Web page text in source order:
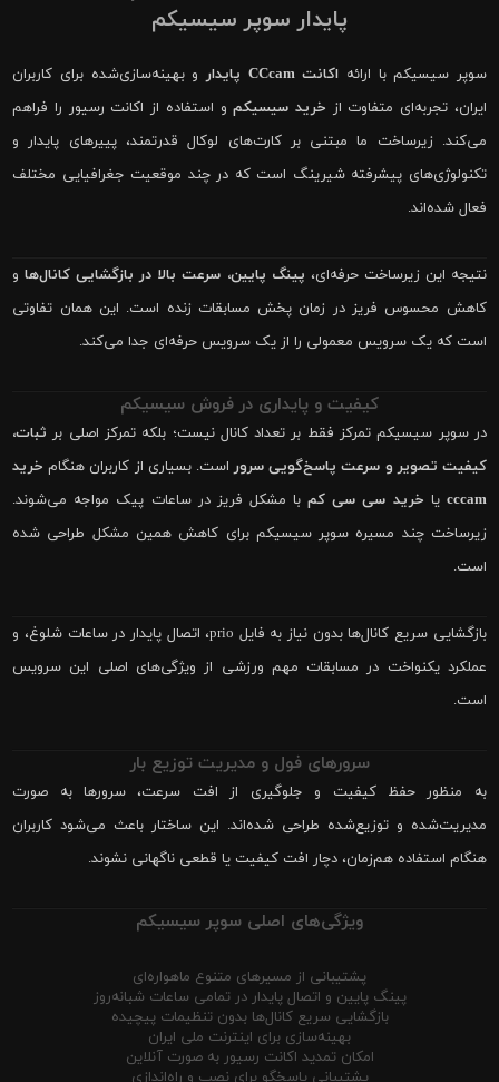
پایدار سوپر سیسیکم
سوپر سیسیکم با ارائه اکانت CCcam پایدار
و بهینه‌سازی‌شده برای کاربران
ایران، تجربه‌ای متفاوت از خرید سیسیکمو استفاده از اکانت رسیور را فراهم
می‌کند. زیرساخت ما مبتنی بر کارت‌های لوکال قدرتمند، پییرهای پایدار و
تکنولوژی‌های پیشرفته شیرینگ است که در چند موقعیت جغرافیایی مختلف
فعال شده‌اند.
نتیجه این زیرساخت حرفه‌ای، پینگ پایین، سرعت بالا در بازگشایی کانال‌هاو
کاهش محسوس فریز در زمان پخش مسابقات زنده است. این همان تفاوتی
است که یک سرویس معمولی را از یک سرویس حرفه‌ای جدا می‌کند.
کیفیت و پایداری در فروش سیسیکم
در سوپر سیسیکم تمرکز فقط بر تعداد کانال نیست؛ بلکه تمرکز اصلی بر ثبات،
کیفیت تصویر و سرعت پاسخ‌گویی سروراست. بسیاری از کاربران هنگام خرید
cccam یا خرید سی سی کمبا مشکل فریز در ساعات پیک مواجه می‌شوند.
زیرساخت چند مسیره سوپر سیسیکم برای کاهش همین مشکل طراحی شده
است.
بازگشایی سریع کانال‌ها بدون نیاز به فایل prio، اتصال پایدار در ساعات شلوغ، و
عملکرد یکنواخت در مسابقات مهم ورزشی از ویژگی‌های اصلی این سرویس
است.
سرورهای فول و مدیریت توزیع بار
به منظور حفظ کیفیت و جلوگیری از افت سرعت، سرورها به صورت
مدیریت‌شده و توزیع‌شده طراحی شده‌اند. این ساختار باعث می‌شود کاربران
هنگام استفاده هم‌زمان، دچار افت کیفیت یا قطعی ناگهانی نشوند.
ویژگی‌های اصلی سوپر سیسیکم
پشتیبانی از مسیرهای متنوع ماهواره‌ای
پینگ پایین و اتصال پایدار در تمامی ساعات شبانه‌روز
بازگشایی سریع کانال‌ها بدون تنظیمات پیچیده
بهینه‌سازی برای اینترنت ملی ایران
امکان تمدید اکانت رسیور به صورت آنلاین
پشتیبانی پاسخگو برای نصب و راه‌اندازی